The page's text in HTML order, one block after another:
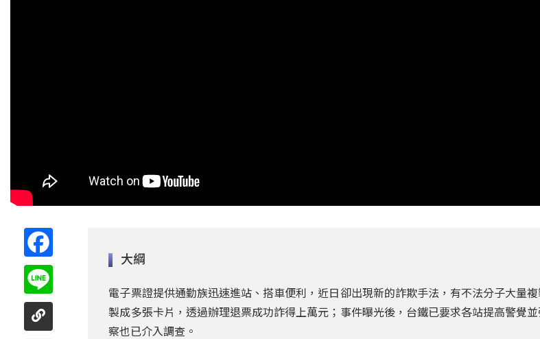
大綱
電子票證提供通勤族迅速進站、搭車便利，近日卻出現新的詐欺手法，有不法分子大量複
製成多張卡片，透過辦理退票成功詐得上萬元；事件曝光後，台鐵已要求各站提高警覺
察也已介入調查。